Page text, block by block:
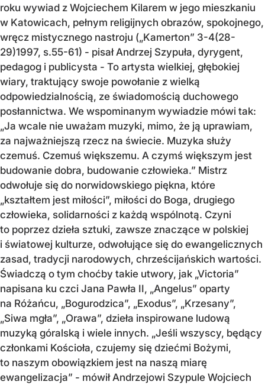
roku wywiad z Wojciechem Kilarem w jego mieszkaniu
w Katowicach, pełnym religijnych obrazów, spokojnego,
wręcz mistycznego nastroju („Kamerton” 3-4(28-
29)1997, s.55-61) - pisał Andrzej Szypuła, dyrygent,
pedagog i publicysta - To artysta wielkiej, głębokiej
wiary, traktujący swoje powołanie z wielką
odpowiedzialnością, ze świadomością duchowego
posłannictwa. We wspominanym wywiadzie mówi tak:
„Ja wcale nie uważam muzyki, mimo, że ją uprawiam,
za najważniejszą rzecz na świecie. Muzyka służy
czemuś. Czemuś większemu. A czymś większym jest
budowanie dobra, budowanie człowieka.” Mistrz
odwołuje się do norwidowskiego piękna, które
„kształtem jest miłości”, miłości do Boga, drugiego
człowieka, solidarności z każdą wspólnotą. Czyni
to poprzez dzieła sztuki, zawsze znaczące w polskiej
i światowej kulturze, odwołujące się do ewangelicznych
zasad, tradycji narodowych, chrześcijańskich wartości.
Świadczą o tym choćby takie utwory, jak „Victoria”
napisana ku czci Jana Pawła II, „Angelus” oparty
na Różańcu, „Bogurodzica”, „Exodus”, „Krzesany”,
„Siwa mgła”, „Orawa”, dzieła inspirowane ludową
muzyką góralską i wiele innych. „Jeśli wszyscy, będący
członkami Kościoła, czujemy się dziećmi Bożymi,
to naszym obowiązkiem jest na naszą miarę
ewangelizacja” - mówił Andrzejowi Szypule Wojciech